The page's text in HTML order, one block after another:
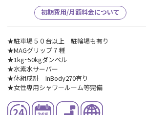
初期費用/月額料金について
★駐車場５０台以上 駐輪場も有り
★MAGグリップ７種
★1kg~50kgダンベル
★水素水サーバー
★体組成計 InBody270有り
★女性専用シャワールーム等完備